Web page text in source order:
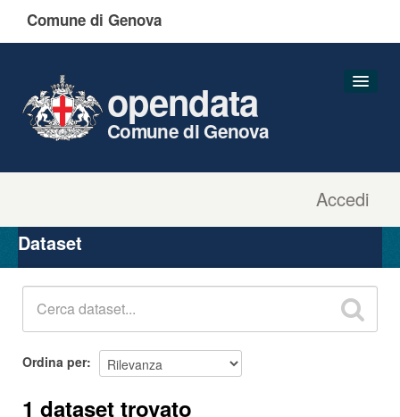
Comune di Genova
Accedi
opendata
Comune di Genova
Organizzazioni
Gruppi
Dataset
Ordina per
1 dataset trovato